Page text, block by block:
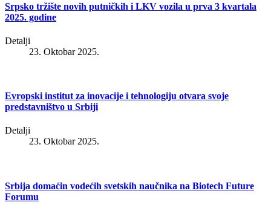
Srpsko tržište novih putničkih i LKV vozila u prva 3 kvartala
2025. godine
Detalji
23. Oktobar 2025.
Evropski institut za inovacije i tehnologiju otvara svoje
predstavništvo u Srbiji
Detalji
23. Oktobar 2025.
Srbija domaćin vodećih svetskih naučnika na Biotech Future
Forumu